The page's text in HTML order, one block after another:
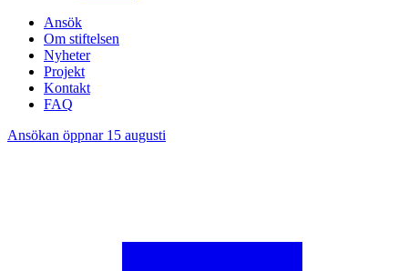
Ansök
Om stiftelsen
Nyheter
Projekt
Kontakt
FAQ
Ansökan öppnar 15 augusti